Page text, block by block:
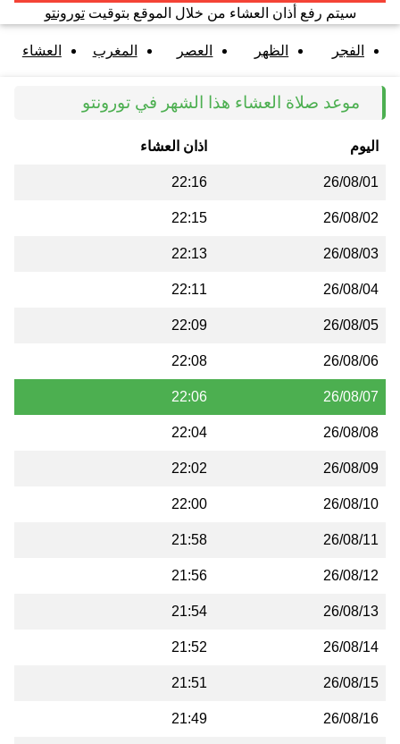
سيتم رفع أذان العشاء من خلال الموقع بتوقيتتورونتو
الفجر الظهر العصر المغرب العشاء
موعد صلاة العشاء هذا الشهر في تورونتو
اليوم اذان العشاء
26/08/01
22:16
26/08/02
22:15
26/08/03
22:13
26/08/04
22:11
26/08/05
22:09
26/08/06
22:08
26/08/07
22:06
26/08/08
22:04
26/08/09
22:02
26/08/10
22:00
26/08/11
21:58
26/08/12
21:56
26/08/13
21:54
26/08/14
21:52
26/08/15
21:51
26/08/16
21:49